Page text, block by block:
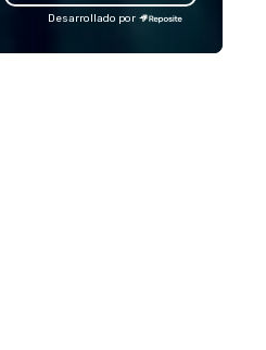
mindsets driving the world's
fastest-growing companies,
walk away with a practical
Desarrollado por